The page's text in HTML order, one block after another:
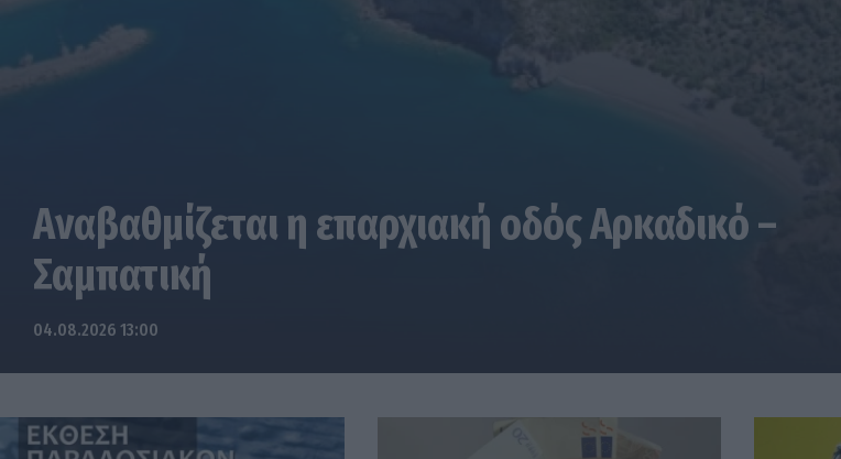
Αναβαθμίζεται η επαρχιακή οδός Αρκαδικό –
Σαμπατική
04.08.2026 13:00